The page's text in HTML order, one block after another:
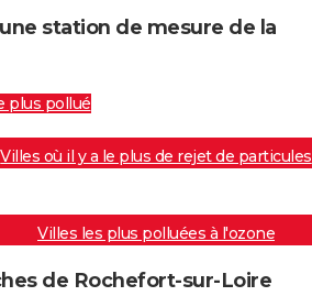
station de mesure de la
plus pollué
Villes où il y a le plus de rejet de particules
Villes les plus polluées à l'ozone
de Rochefort-sur-Loire